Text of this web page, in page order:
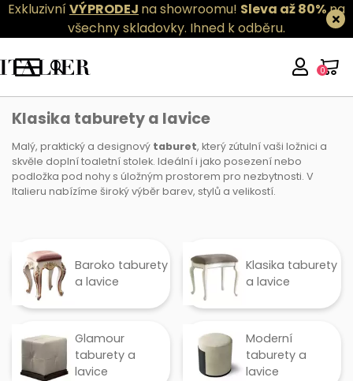
ExkluzivníVÝPRODEJ na showroomu! Sleva až 80%na
všechny skladovky. Ihned k odběru.
0
Klasika taburety a lavice
Klasika taburety a lavice
Malý, praktický a designový taburet, který zútulní vaši ložnici a
skvěle doplní toaletní stolek. Ideální i jako posezení nebo
podložka pod nohy s úložným prostorem pro nezbytnosti. V
Italieru nabízíme široký výběr barev, stylů a velikostí.
Baroko taburety
a lavice
Klasika taburety
a lavice
Glamour
taburety a
lavice
Moderní
taburety a
lavice